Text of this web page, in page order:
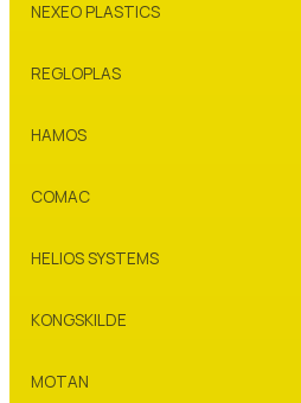
NEXEO PLASTICS
REGLOPLAS
HAMOS
COMAC
HELIOS SYSTEMS
KONGSKILDE
MOTAN